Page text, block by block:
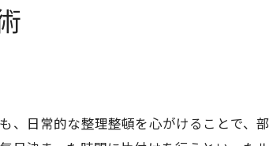
、日常的な整理整頓を心がけることで、